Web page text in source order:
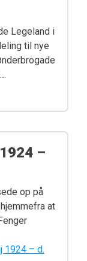
Legeland i
til nye
–
op på
at
1924 – d.